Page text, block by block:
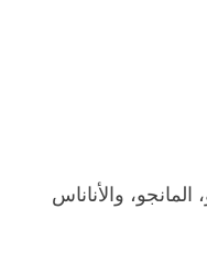
المانجو، والأناناس